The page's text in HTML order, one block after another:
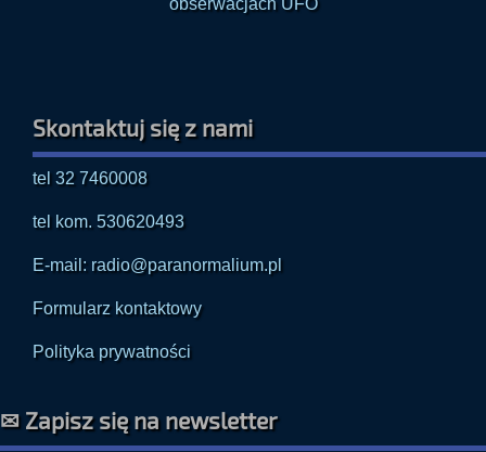
Skontaktuj się z nami
tel 32 7460008
tel kom. 530620493
E-mail: radio@paranormalium.pl
Formularz kontaktowy
Polityka prywatności
✉ Zapisz się na newsletter